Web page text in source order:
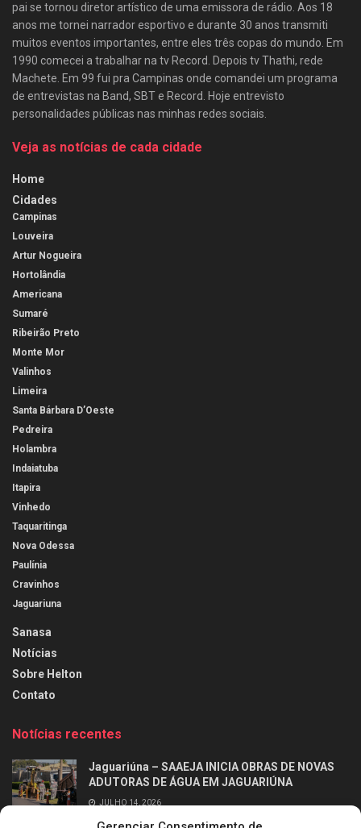
pai se tornou diretor artístico de uma emissora de rádio. Aos 18
anos me tornei narrador esportivo e durante 30 anos transmiti
muitos eventos importantes, entre eles três copas do mundo. Em
1990 comecei a trabalhar na tv Record. Depois tv Thathi, rede
Machete. Em 99 fui pra Campinas onde comandei um programa
de entrevistas na Band, SBT e Record. Hoje entrevisto
personalidades públicas nas minhas redes sociais.
Veja as notícias de cada cidade
Home
Cidades
Campinas
Louveira
Artur Nogueira
Hortolândia
Americana
Sumaré
Ribeirão Preto
Monte Mor
Valinhos
Limeira
Santa Bárbara D’Oeste
Pedreira
Holambra
Indaiatuba
Itapira
Vinhedo
Taquaritinga
Nova Odessa
Paulínia
Cravinhos
Jaguariuna
Sanasa
Notícias
Sobre Helton
Contato
Notícias recentes
Jaguariúna – SAAEJA INICIA OBRAS DE NOVAS
ADUTORAS DE ÁGUA EM JAGUARIÚNA
JULHO 14, 2026